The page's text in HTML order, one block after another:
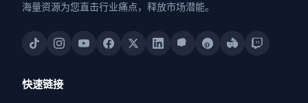
海量资源为您直击行业痛点，释放市场潜能。
快速链接